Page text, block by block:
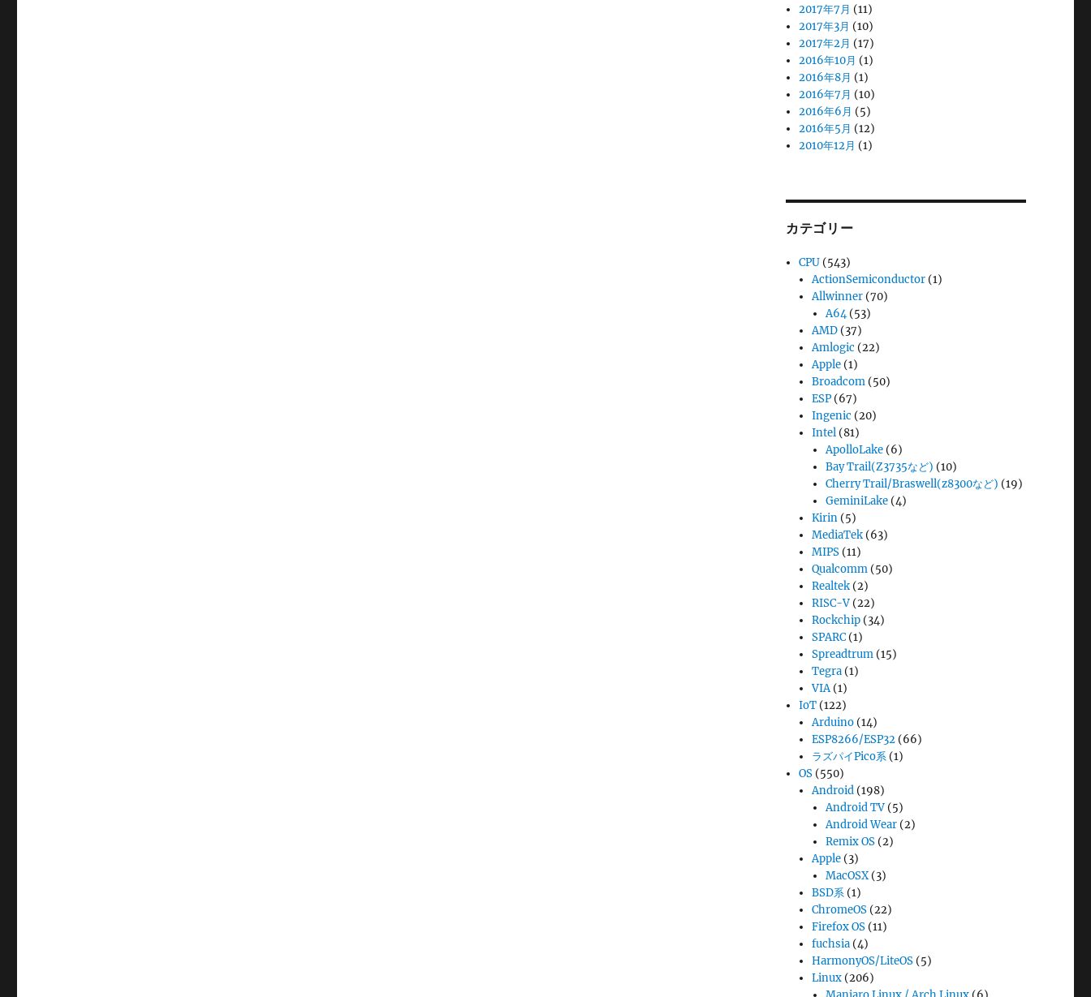
2017年7月 (11)
2017年3月 (10)
2017年2月 (17)
2016年10月 (1)
2016年8月 (1)
2016年7月 (10)
2016年6月 (5)
2016年5月 (12)
2010年12月 (1)
カテゴリー
CPU (543)
ActionSemiconductor (1)
Allwinner (70)
A64(53)
AMD (37)
Amlogic (22)
Apple (1)
Broadcom (50)
ESP (67)
Ingenic (20)
Intel (81)
ApolloLake(6)
Bay Trail(Z3735など) (10)
Cherry Trail/Braswell(z8300など) (19)
GeminiLake(4)
Kirin (5)
MediaTek (63)
MIPS (11)
Qualcomm (50)
Realtek (2)
RISC-V (22)
Rockchip (34)
SPARC (1)
Spreadtrum (15)
Tegra (1)
VIA(1)
IoT (122)
Arduino (14)
ESP8266/ESP32 (66)
ラズパイPico系 (1)
OS (550)
Android (198)
Android TV(5)
Android Wear(2)
Remix OS(2)
Apple (3)
MacOSX(3)
BSD系 (1)
ChromeOS (22)
Firefox OS (11)
fuchsia (4)
HarmonyOS/LiteOS (5)
Linux (206)